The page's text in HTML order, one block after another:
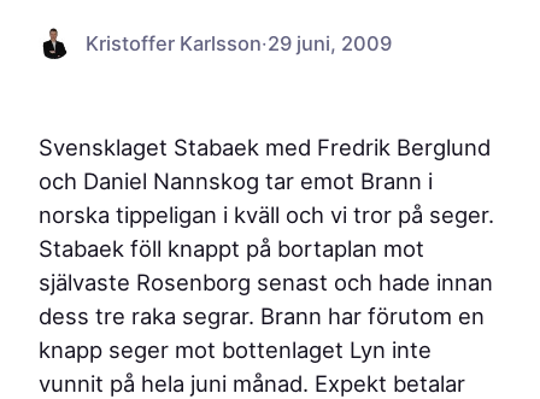
Kristoffer Karlsson·29 juni, 2009
Svensklaget Stabaek med Fredrik Berglund
och Daniel Nannskog tar emot Brann i
norska tippeligan i kväll och vi tror på seger.
Stabaek föll knappt på bortaplan mot
självaste Rosenborg senast och hade innan
dess tre raka segrar. Brann har förutom en
knapp seger mot bottenlaget Lyn inte
vunnit på hela juni månad. Expekt betalar